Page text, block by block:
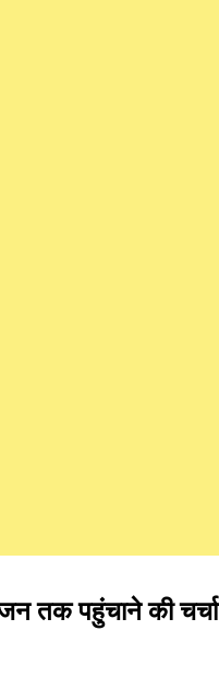
तक पहुंचाने की चर्चा